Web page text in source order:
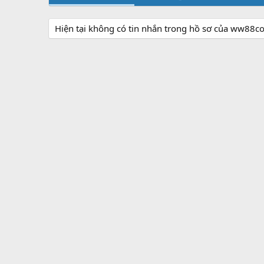
Hiện tại không có tin nhắn trong hồ sơ của